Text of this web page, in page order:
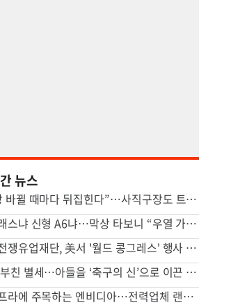
뉴스
“시장 바뀔 때마다 뒤집힌다”…사직구장도 트램도 ‘빨간불’
E-클래스냐 신형 A6냐…막상 타보니 “우열 가리기 어렵다”
한국전쟁유업재단, 美서 '월드 콩그레스' 행사 개최
메시 부친 별세…아들을 ‘축구의 신’으로 이끈 든든한 조력자
AI인프라에 주목하는 엔비디아…전력업체 랜시엄에 4조원 투자